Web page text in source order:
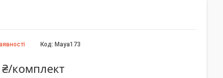
Код: Maya173
комплект